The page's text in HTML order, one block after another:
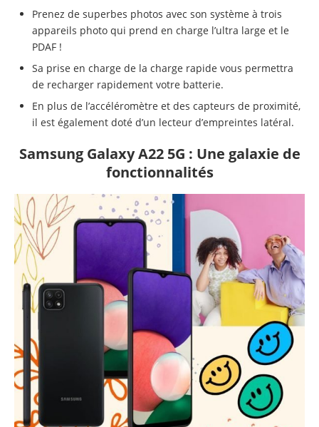
Prenez de superbes photos avec son système à trois
appareils photo qui prend en charge l’ultra large et le
PDAF !
Sa prise en charge de la charge rapide vous permettra
de recharger rapidement votre batterie.
En plus de l’accéléromètre et des capteurs de proximité,
il est également doté d’un lecteur d’empreintes latéral.
Samsung Galaxy A22 5G : Une galaxie de
fonctionnalités